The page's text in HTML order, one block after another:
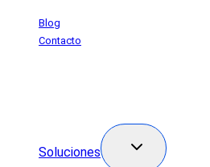
SaltarBlog
Contacto
Soluciones